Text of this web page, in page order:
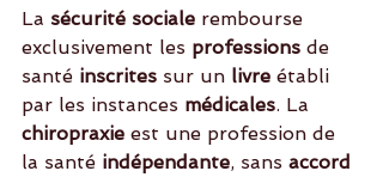
La sécurité sociale rembourse
exclusivement les professions de
santé inscrites sur un livre établi
par les instances médicales. La
chiropraxie est une profession de
la santé indépendante, sans accord